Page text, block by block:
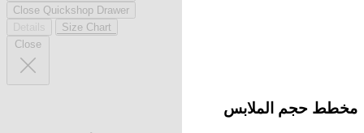
Close Quickshop Drawer
Size Chart
Close
مخطط حجم الملابس